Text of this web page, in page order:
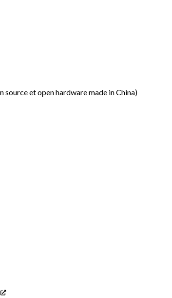
et open hardware made in China)